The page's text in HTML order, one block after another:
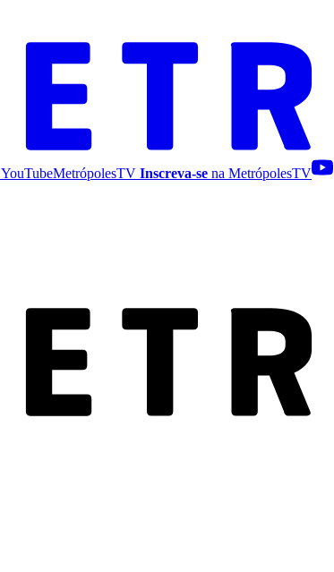
YouTubeMetrópolesTV Inscreva-se na MetrópolesTV